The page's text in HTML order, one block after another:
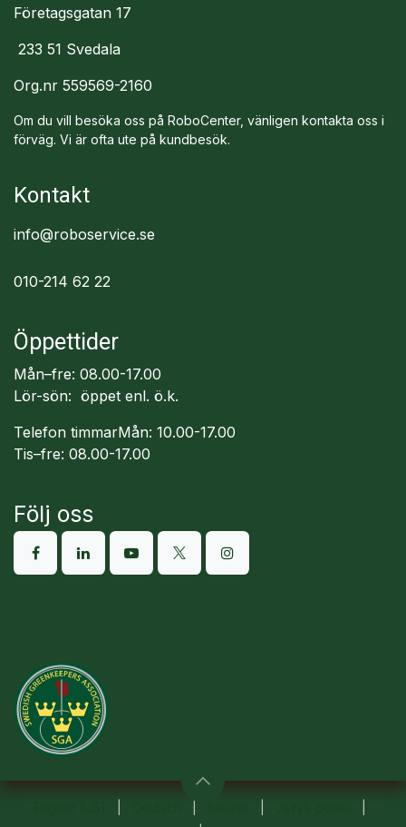
Företagsgatan 17
233 51 Svedala
Org.nr 559569-2160
Om du vill besöka oss på RoboCenter, vänligen kontakta oss i
förväg. Vi är ofta ute på kundbesök.
Kontakt
info@roboservice.se
010-214 62 22
Öppettider
Mån–fre: 08.00-17.00
Lör-sön: öppet enl. ö.k.
Telefon timmarMån: 10.00-17.00
Tis–fre: 08.00-17.00
Följ oss